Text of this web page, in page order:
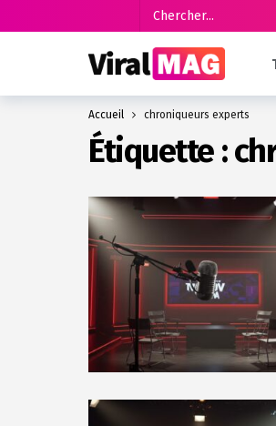
Accueil chroniqueurs experts
Étiquette :